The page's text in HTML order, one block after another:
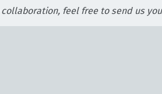
collaboration, feel free to send us